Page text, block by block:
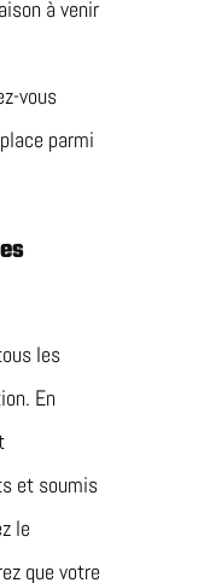
à venir
vous
parmi
les
En
et soumis
le
que votre